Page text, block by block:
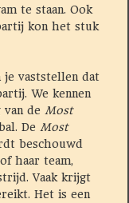
te staan. Ook
kon het stuk
vaststellen dat
We kennen
de Most
De Most
beschouwd
haar team,
Vaak krijgt
Het is een